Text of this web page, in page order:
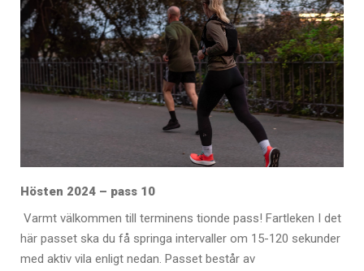
Hösten 2024 – pass 10
Varmt välkommen till terminens tionde pass! Fartleken I det
här passet ska du få springa intervaller om 15-120 sekunder
med aktiv vila enligt nedan. Passet består av